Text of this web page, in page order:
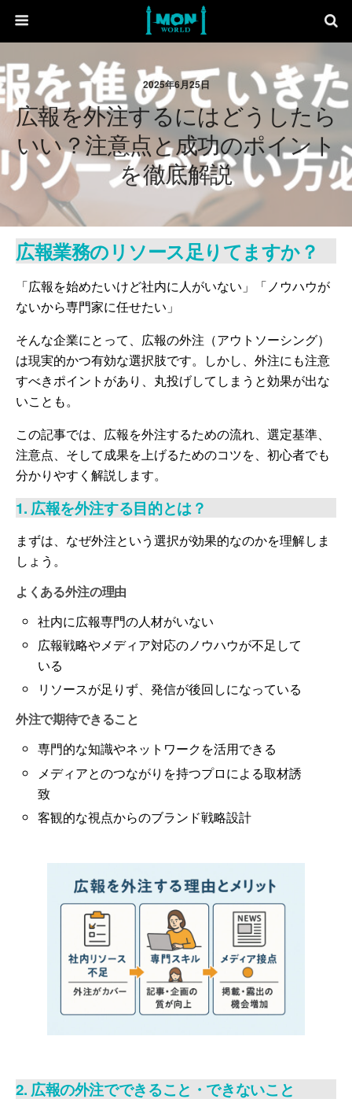
2025年6月25日
広報を外注するにはどうしたら
いい？注意点と成功のポイント
を徹底解説
広報業務のリソース足りてますか？
「広報を始めたいけど社内に人がいない」「ノウハウが
ないから専門家に任せたい」
そんな企業にとって、広報の外注（アウトソーシング）
は現実的かつ有効な選択肢です。しかし、外注にも注意
すべきポイントがあり、丸投げしてしまうと効果が出な
いことも。
この記事では、広報を外注するための流れ、選定基準、
注意点、そして成果を上げるためのコツを、初心者でも
分かりやすく解説します。
1. 広報を外注する目的とは？
まずは、なぜ外注という選択が効果的なのかを理解しま
しょう。
よくある外注の理由
社内に広報専門の人材がいない
広報戦略やメディア対応のノウハウが不足して
いる
リソースが足りず、発信が後回しになっている
外注で期待できること
専門的な知識やネットワークを活用できる
メディアとのつながりを持つプロによる取材誘
致
客観的な視点からのブランド戦略設計
2. 広報の外注でできること・できないこと